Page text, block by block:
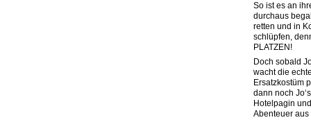
So ist es an
durchaus
retten und in
schlüpfen,
PLATZEN!
Doch sobald
wacht die
Ersatzkostüm
dann noch
Hotelpagin
Abenteuer aus